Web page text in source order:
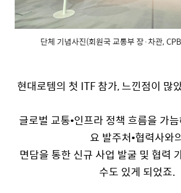
단체 기념사진(회원국 교통부 장·차관,
현대로템의 첫 ITF참가,느낀점이 많
글로벌 교통•인프라 정책 흐름을 가
요 발주처•협력사와
면담을 통한 신규 사업 발굴 및 협력
수도 있게 되었죠.